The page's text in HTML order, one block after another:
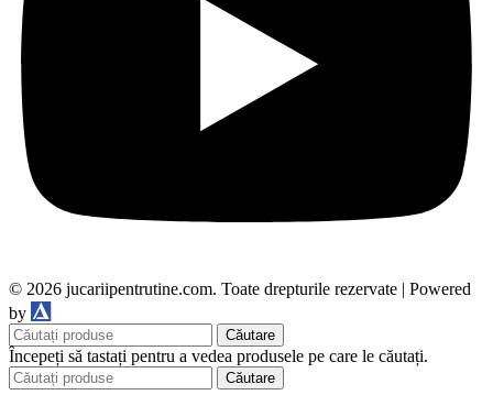
© 2026 jucariipentrutine.com. Toate drepturile rezervate | Powered
by
Căutare
Începeți să tastați pentru a vedea produsele pe care le căutați.
Căutare